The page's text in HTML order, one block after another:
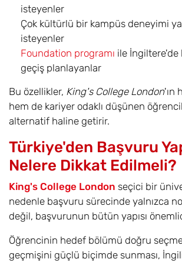
isteyenler
Çok kültürlü bir kampüs deneyimi
isteyenler
Foundation programı ile
geçiş planlayanlar
Bu özellikler, King's College London'ın
hem de kariyer odaklı düşünen
alternatif haline getirir.
Türkiye'den Başvuru
Nelere Dikkat Edilmeli?
King's College London seçici bir
nedenle başvuru sürecinde yalnızca
değil, başvurunun bütün yapısı
Öğrencinin hedef bölümü doğru
geçmişini güçlü biçimde sunması,